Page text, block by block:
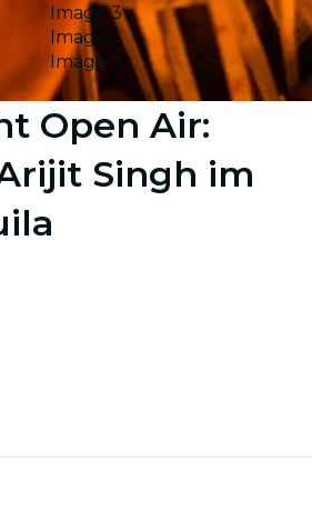
Image 3
Image 4
Image 5
Open Air:
Singh im